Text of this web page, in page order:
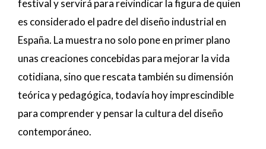
festival y servirá para reivindicar la figura de quien
es considerado el padre del diseño industrial en
España. La muestra no solo pone en primer plano
unas creaciones concebidas para mejorar la vida
cotidiana, sino que rescata también su dimensión
teórica y pedagógica, todavía hoy imprescindible
para comprender y pensar la cultura del diseño
contemporáneo.